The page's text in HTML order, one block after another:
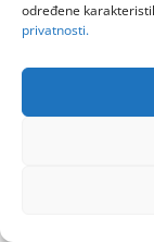
određene
privatnosti.